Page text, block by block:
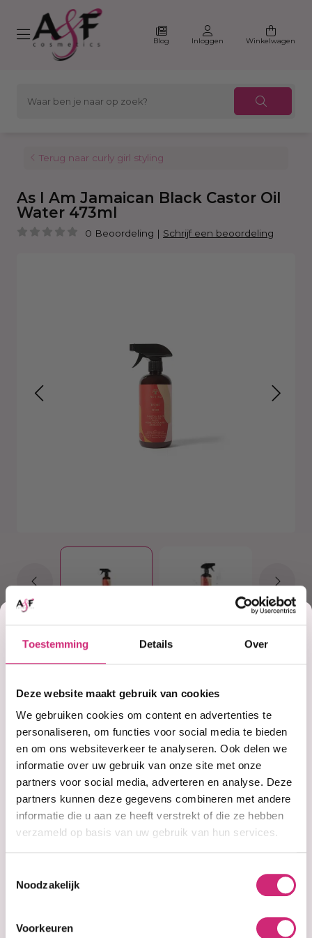
Toestemming Details Over
Deze website maakt gebruik van cookies
We gebruiken cookies om content en advertenties te
personaliseren, om functies voor social media te bieden
en om ons websiteverkeer te analyseren. Ook delen we
informatie over uw gebruik van onze site met onze
partners voor social media, adverteren en analyse. Deze
partners kunnen deze gegevens combineren met andere
informatie die u aan ze heeft verstrekt of die ze hebben
verzameld op basis van uw gebruik van hun services.
Noodzakelijk
Voorkeuren
Blog Inloggen Winkelwagen
Terug naar curly girl styling
As I Am Jamaican Black Castor Oil
Water 473ml
0 Beoordeling | Schrijf een beoordeling
€7,50
In winkelwagen
Op voorraad
Voor 15:00 besteld =
morgen in huis
30 dagenbedenktijd
Uitgebreidecollectie
Gratis verzendingvanaf €40 (NL&BE)
Productinformatie
Korting
op je
eerste
bestelling